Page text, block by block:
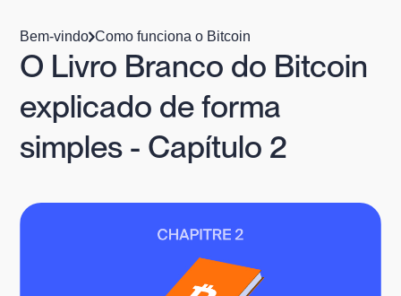
Bem-vindo Como funciona o Bitcoin
O Livro Branco do Bitcoin
explicado de forma
simples - Capítulo 2